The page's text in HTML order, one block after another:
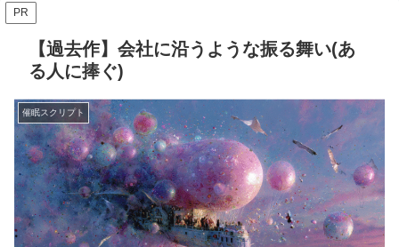
PR
【過去作】会社に沿うような振る舞い(あ
る人に捧ぐ)
催眠スクリプト